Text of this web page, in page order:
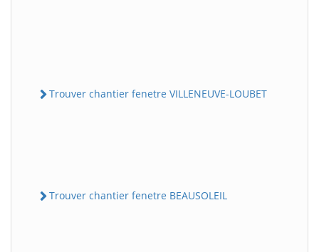
Trouver chantier fenetre VILLENEUVE-LOUBET
Trouver chantier fenetre BEAUSOLEIL